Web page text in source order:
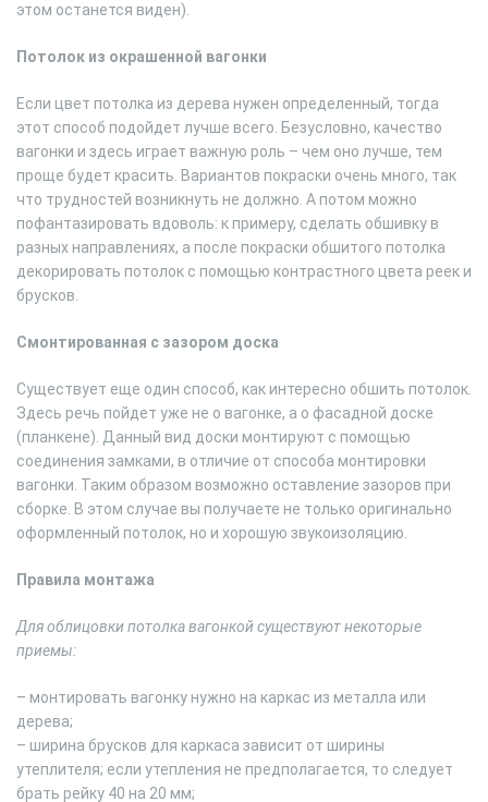
этом останется виден).
Потолок из окрашенной вагонки
Если цвет потолка из дерева нужен определенный, тогда
этот способ подойдет лучше всего. Безусловно, качество
вагонки и здесь играет важную роль – чем оно лучше, тем
проще будет красить. Вариантов покраски очень много, так
что трудностей возникнуть не должно. А потом можно
пофантазировать вдоволь: к примеру, сделать обшивку в
разных направлениях, а после покраски обшитого потолка
декорировать потолок с помощью контрастного цвета реек и
брусков.
Смонтированная с зазором доска
Существует еще один способ, как интересно обшить потолок.
Здесь речь пойдет уже не о вагонке, а о фасадной доске
(планкене). Данный вид доски монтируют с помощью
соединения замками, в отличие от способа монтировки
вагонки. Таким образом возможно оставление зазоров при
сборке. В этом случае вы получаете не только оригинально
оформленный потолок, но и хорошую звукоизоляцию.
Правила монтажа
Для облицовки потолка вагонкой существуют некоторые
приемы:
– монтировать вагонку нужно на каркас из металла или
дерева;
– ширина брусков для каркаса зависит от ширины
утеплителя; если утепления не предполагается, то следует
брать рейку 40 на 20 мм;